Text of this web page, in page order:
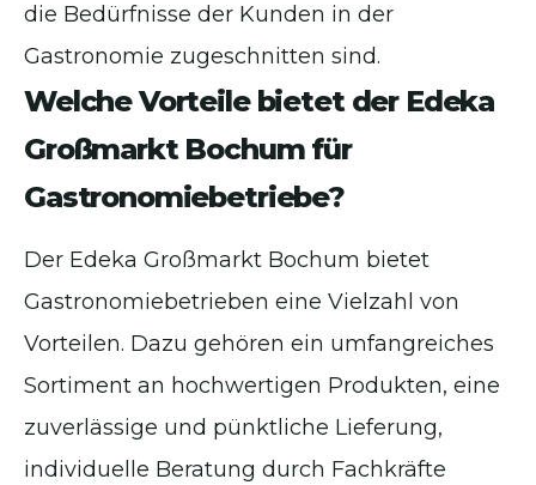
die Bedürfnisse der Kunden in der
Gastronomie zugeschnitten sind.
Welche Vorteile bietet der Edeka
Großmarkt Bochum für
Gastronomiebetriebe?
Der Edeka Großmarkt Bochum bietet
Gastronomiebetrieben eine Vielzahl von
Vorteilen. Dazu gehören ein umfangreiches
Sortiment an hochwertigen Produkten, eine
zuverlässige und pünktliche Lieferung,
individuelle Beratung durch Fachkräfte